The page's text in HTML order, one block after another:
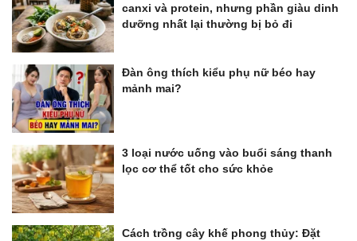
canxi và protein, nhưng phần giàu dinh
dưỡng nhất lại thường bị bỏ đi
Đàn ông thích kiểu phụ nữ béo hay
mảnh mai?
3 loại nước uống vào buổi sáng thanh
lọc cơ thể tốt cho sức khỏe
Cách trồng cây khế phong thủy: Đặt